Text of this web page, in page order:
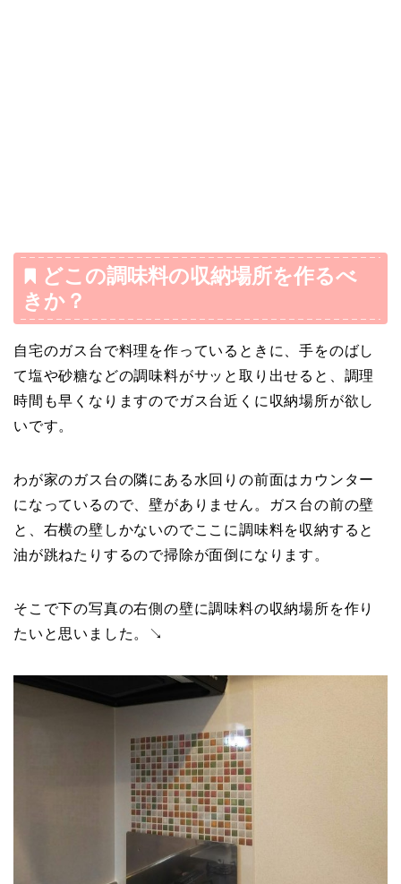
どこの調味料の収納場所を作るべ
きか？
自宅のガス台で料理を作っているときに、手をのばし
て塩や砂糖などの調味料がサッと取り出せると、調理
時間も早くなりますのでガス台近くに収納場所が欲し
いです。
わが家のガス台の隣にある水回りの前面はカウンター
になっているので、壁がありません。ガス台の前の壁
と、右横の壁しかないのでここに調味料を収納すると
油が跳ねたりするので掃除が面倒になります。
そこで下の写真の右側の壁に調味料の収納場所を作り
たいと思いました。↘